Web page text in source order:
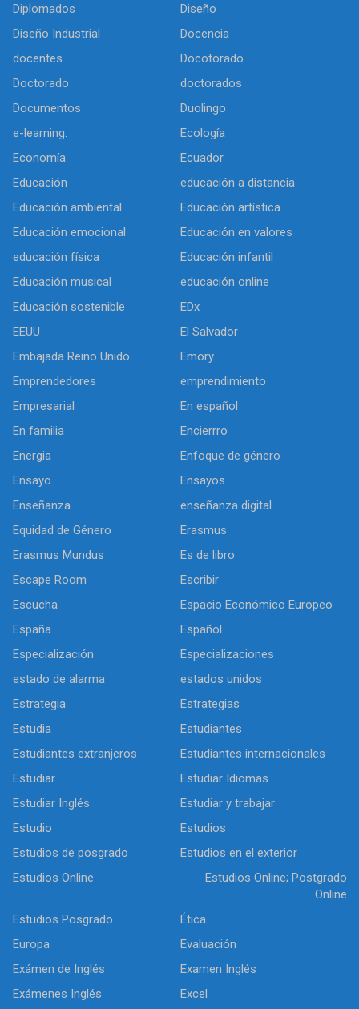
Diplomados
Diseño
Diseño Industrial
Docencia
docentes
Docotorado
Doctorado
doctorados
Documentos
Duolingo
e-learning.
Ecología
Economía
Ecuador
Educación
educación a distancia
Educación ambiental
Educación artística
Educación emocional
Educación en valores
educación física
Educación infantil
Educación musical
educación online
Educación sostenible
EDx
EEUU
El Salvador
Embajada Reino Unido
Emory
Emprendedores
emprendimiento
Empresarial
En español
En familia
Encierrro
Energia
Enfoque de género
Ensayo
Ensayos
Enseñanza
enseñanza digital
Equidad de Género
Erasmus
Erasmus Mundus
Es de libro
Escape Room
Escribir
Escucha
Espacio Económico Europeo
España
Español
Especialización
Especializaciones
estado de alarma
estados unidos
Estrategia
Estrategias
Estudia
Estudiantes
Estudiantes extranjeros
Estudiantes internacionales
Estudiar
Estudiar Idiomas
Estudiar Inglés
Estudiar y trabajar
Estudio
Estudios
Estudios de posgrado
Estudios en el exterior
Estudios Online
Estudios Online; Postgrado
Online
Estudios Posgrado
Ética
Europa
Evaluación
Exámen de Inglés
Examen Inglés
Exámenes Inglés
Excel